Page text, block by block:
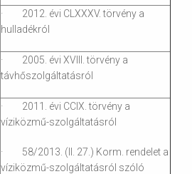
· 2012. évi CLXXXV. törvény a
hulladékról
· 2005. évi XVIII. törvény a
távhőszolgáltatásról
· 2011. évi CCIX. törvény a
víziközmű-szolgáltatásról
· 58/2013. (II. 27.) Korm. rendelet a
víziközmű-szolgáltatásról szóló